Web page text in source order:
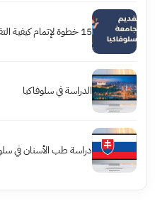
15 خطوة لإتمام كيفية التقديم للجامعات في سلوفاكيا
الدراسة في سلوفاكيا
دراسة طب الأسنان في